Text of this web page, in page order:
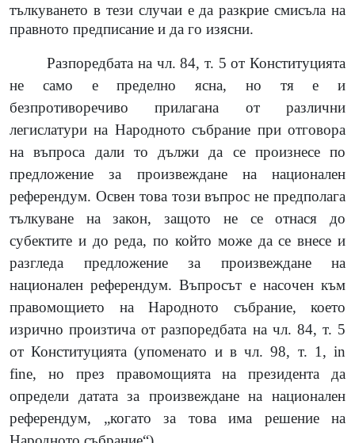
тълкуването в тези случаи е да разкрие смисъла на
правното предписание и да го изясни.
Разпоредбата на чл. 84, т. 5 от Конституцията
не само е пределно ясна, но тя е и
безпротиворечиво прилагана от различни
легислатури на Народното събрание при отговора
на въпроса дали то дължи да се произнесе по
предложение за произвеждане на национален
референдум. Освен това този въпрос не предполага
тълкуване на закон, защото не се отнася до
субектите и до реда, по който може да се внесе и
разгледа предложение за произвеждане на
национален референдум. Въпросът е насочен към
правомощието на Народното събрание, което
изрично произтича от разпоредбата на чл. 84, т. 5
от Конституцията (упоменато и в чл. 98, т. 1, in
fine, но през правомощията на президента да
определи датата за произвеждане на национален
референдум, „когато за това има решение на